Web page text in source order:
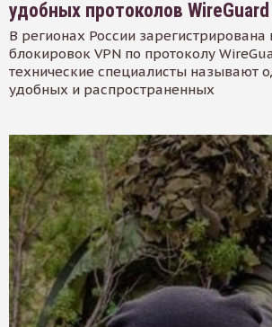
удобных протоколов WireGuard
В регионах России зарегистрирована
блокировок VPN по протоколу
технические специалисты называют
удобных и распространенных